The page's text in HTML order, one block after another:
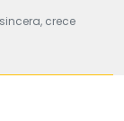
crece